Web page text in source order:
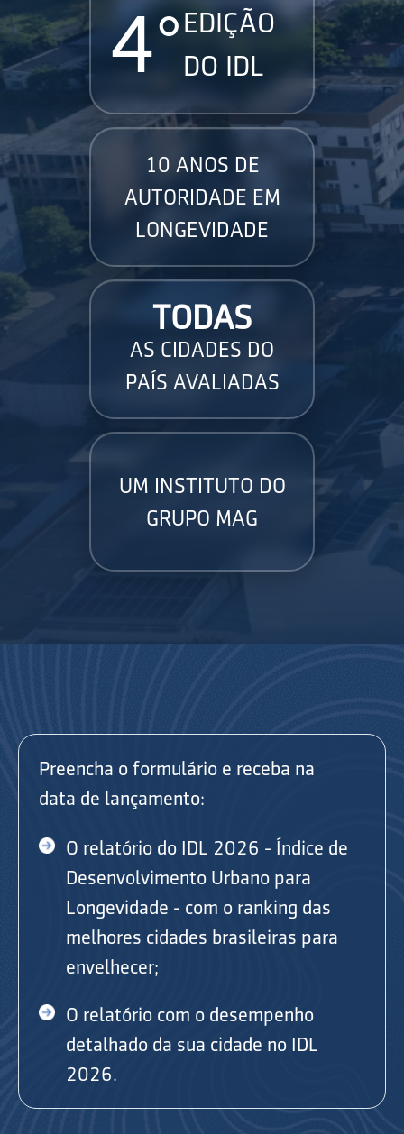
4° EDIÇÃO
DO IDL
10 ANOS DE
AUTORIDADE EM
LONGEVIDADE
TODAS
AS CIDADES DO
PAÍS AVALIADAS
UM INSTITUTO DO
GRUPO MAG
Preencha o formulário e receba na
data de lançamento:
O relatório do IDL 2026 - Índice de
Desenvolvimento Urbano para
Longevidade - com o ranking das
melhores cidades brasileiras para
envelhecer;
O relatório com o desempenho
detalhado da sua cidade no IDL
2026.